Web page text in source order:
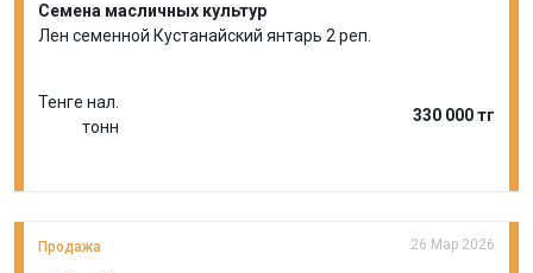
Семена масличных культур
Лен семенной Кустанайский янтарь 2 реп.
Тенге нал.
тонн
330 000 тг
Продажа 26 Мар 2026